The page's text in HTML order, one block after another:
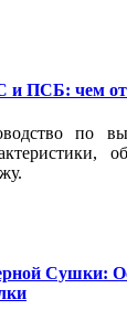
и ПСБ: чем
по
Сушки: